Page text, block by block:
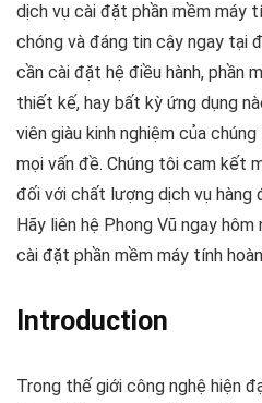
dịch vụ cài đặt phần mềm máy
chóng và đáng tin cậy ngay tại
cần cài đặt hệ điều hành, phần
thiết kế, hay bất kỳ ứng dụng
viên giàu kinh nghiệm của
mọi vấn đề. Chúng tôi cam kết
đối với chất lượng dịch vụ hàng
Hãy liên hệ Phong Vũ ngay
cài đặt phần mềm máy tính
Introduction
Trong thế giới công nghệ hiện